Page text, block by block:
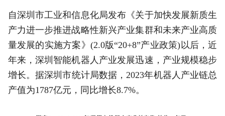
自深圳市工业和信息化局发布《关于加快发展新质生
产力进一步推进战略性新兴产业集群和未来产业高质
量发展的实施方案》(2.0版“20+8”产业政策)以后，近
年来，深圳智能机器人产业发展迅速，产业规模稳步
增长。据深圳市统计局数据，2023年机器人产业链总
产值为1787亿元，同比增长8.7%。